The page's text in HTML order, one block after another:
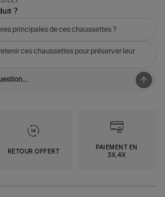
?
principales de ces chaussettes ?
ces chaussettes pour préserver leur
RETOUR OFFERT
PAIEMENT EN
3X,4X